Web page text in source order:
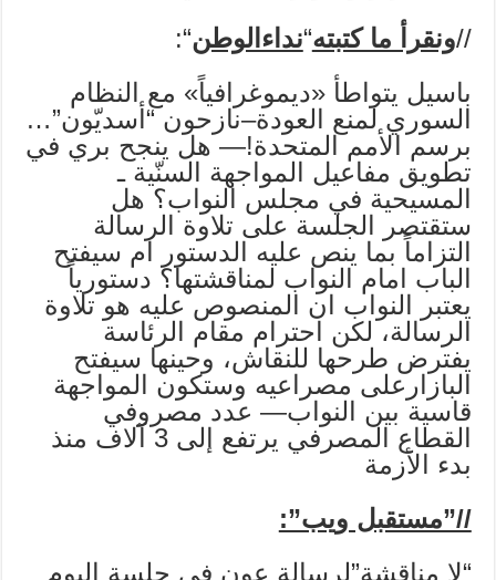
//ونقرأ ما كتبته“نداءالوطن“:
باسيل يتواطأ «ديموغرافياً» مع النظام
السوري لمنع العودة–نازحون “أسديّون”…
برسم الأمم المتحدة!— هل ينجح بري في
تطويق مفاعيل المواجهة السنّية ـ
المسيحية في مجلس النواب؟ هل
ستقتصر الجلسة على تلاوة الرسالة
التزاماً بما ينص عليه الدستور ام سيفتح
الباب امام النواب لمناقشتها؟ دستورياً
يعتبر النواب ان المنصوص عليه هو تلاوة
الرسالة، لكن احترام مقام الرئاسة
يفترض طرحها للنقاش، وحينها سيفتح
البازارعلى مصراعيه وستكون المواجهة
قاسية بين النواب— عدد مصروفي
القطاع المصرفي يرتفع إلى 3 آلاف منذ
بدء الأزمة
//”مستقبل ويب”:
“لا مناقشة”لرسالة عون في جلسة اليوم